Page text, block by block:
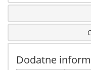
Dodatne